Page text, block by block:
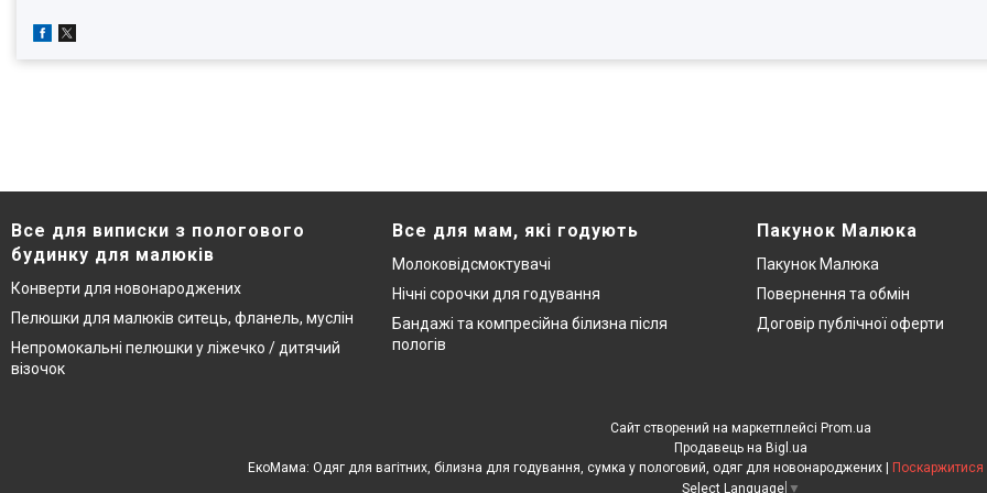
Все для виписки з пологового
будинку для малюків
Конверти для новонароджених
Пелюшки для малюків ситець, фланель, муслін
Непромокальні пелюшки у ліжечко / дитячий
візочок
Все для мам, які годують
Молоковідсмоктувачі
Нічні сорочки для годування
Бандажі та компресійна білизна після
пологів
Пакунок Малюка
Пакунок Малюка
Повернення та обмін
Договір публічної оферти
Сайт створений на маркетплейсі Prom.ua
Продавець на Bigl.ua
Поскаржитися
Select Language ▼